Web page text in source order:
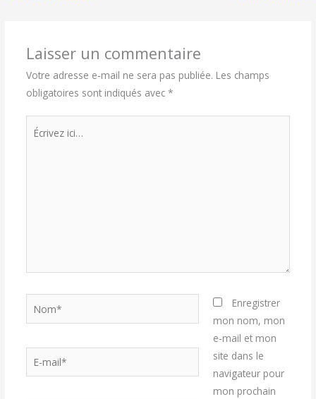
Laisser un commentaire
Votre adresse e-mail ne sera pas publiée. Les champs
obligatoires sont indiqués avec *
Écrivez
mail*
Enregistrer
mon nom, mon
e-mail et mon
site dans le
navigateur pour
mon prochain